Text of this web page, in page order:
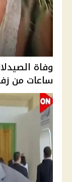
وفاة
ساعات من